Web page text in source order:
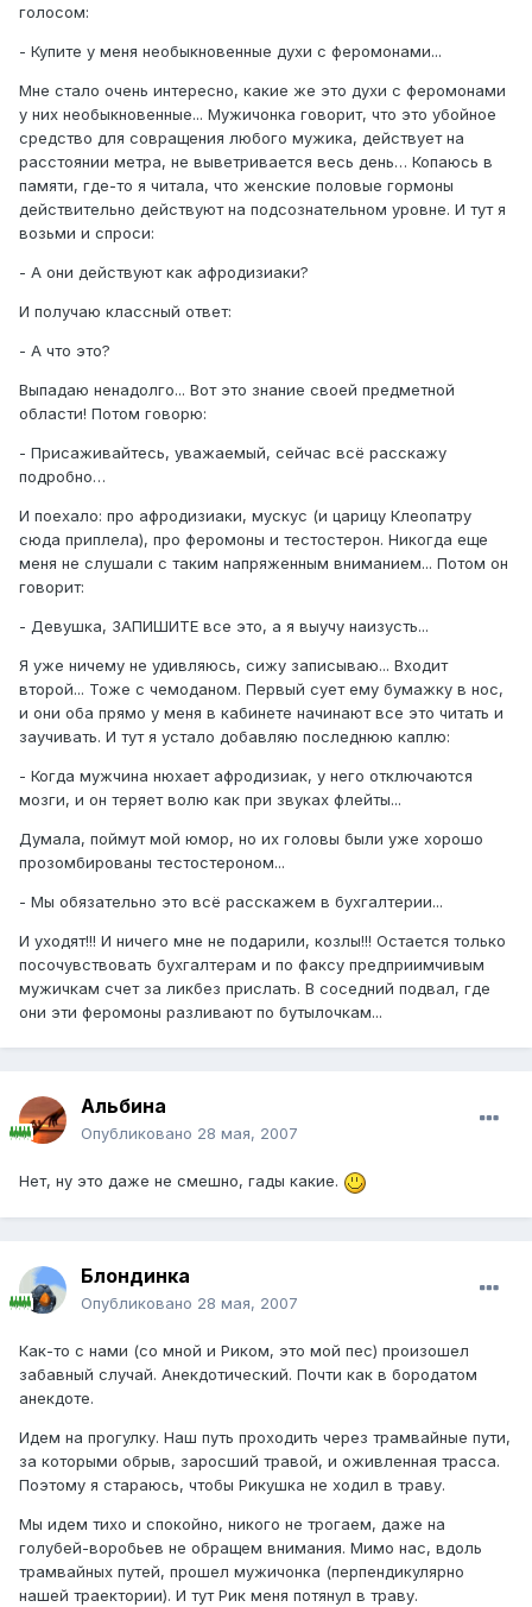
голосом:
- Купите у меня необыкновенные духи с феромонами...
Мне стало очень интересно, какие же это духи с феромонами
у них необыкновенные... Мужичонка говорит, что это убойное
средство для совращения любого мужика, действует на
расстоянии метра, не выветривается весь день… Копаюсь в
памяти, где-то я читала, что женские половые гормоны
действительно действуют на подсознательном уровне. И тут я
возьми и спроси:
- А они действуют как афродизиаки?
И получаю классный ответ:
- А что это?
Выпадаю ненадолго... Вот это знание своей предметной
области! Потом говорю:
- Присаживайтесь, уважаемый, сейчас всё расскажу
подробно…
И поехало: про афродизиаки, мускус (и царицу Клеопатру
сюда приплела), про феромоны и тестостерон. Никогда еще
меня не слушали с таким напряженным вниманием... Потом он
говорит:
- Девушка, ЗАПИШИТЕ все это, а я выучу наизусть...
Я уже ничему не удивляюсь, сижу записываю... Входит
второй... Тоже с чемоданом. Первый сует ему бумажку в нос,
и они оба прямо у меня в кабинете начинают все это читать и
заучивать. И тут я устало добавляю последнюю каплю:
- Когда мужчина нюхает афродизиак, у него отключаются
мозги, и он теряет волю как при звуках флейты...
Думала, поймут мой юмор, но их головы были уже хорошо
прозомбированы тестостероном...
- Мы обязательно это всё расскажем в бухгалтерии...
И уходят!!! И ничего мне не подарили, козлы!!! Остается только
посочувствовать бухгалтерам и по факсу предприимчивым
мужичкам счет за ликбез прислать. В соседний подвал, где
они эти феромоны разливают по бутылочкам...
Альбина
Опубликовано 28 мая, 2007
Нет, ну это даже не смешно, гады какие.
Блондинка
Опубликовано 28 мая, 2007
Как-то с нами (со мной и Риком, это мой пес) произошел
забавный случай. Анекдотический. Почти как в бородатом
анекдоте.
Идем на прогулку. Наш путь проходить через трамвайные пути,
за которыми обрыв, заросший травой, и оживленная трасса.
Поэтому я стараюсь, чтобы Рикушка не ходил в траву.
Мы идем тихо и спокойно, никого не трогаем, даже на
голубей-воробьев не обращем внимания. Мимо нас, вдоль
трамвайных путей, прошел мужичонка (перпендикулярно
нашей траектории). И тут Рик меня потянул в траву.